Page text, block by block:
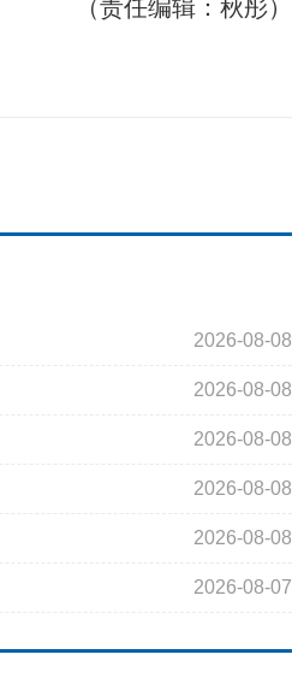
（责任编辑：秋彤）
2026-08-08
2026-08-08
2026-08-08
2026-08-08
2026-08-08
2026-08-07